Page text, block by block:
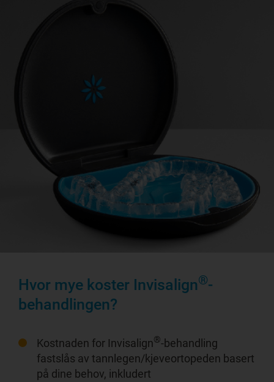
Hvor mye koster Invisalign®-
behandlingen?
Kostnaden for Invisalign®-behandling
fastslås av tannlegen/kjeveortopeden basert
på dine behov, inkludert